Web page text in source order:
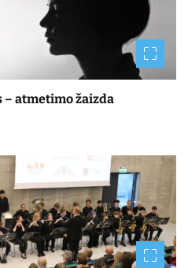
– atmetimo žaizda